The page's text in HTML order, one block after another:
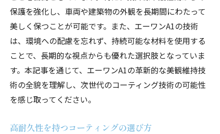
保護を強化し、車両や建築物の外観を長期間にわたって
美しく保つことが可能です。また、エーワンA1の技術
は、環境への配慮を忘れず、持続可能な材料を使用する
ことで、長期的な視点からも優れた選択肢となっていま
す。本記事を通じて、エーワンA1の革新的な美観維持技
術の全貌を理解し、次世代のコーティング技術の可能性
を感じ取ってください。
高耐久性を持つコーティングの選び方